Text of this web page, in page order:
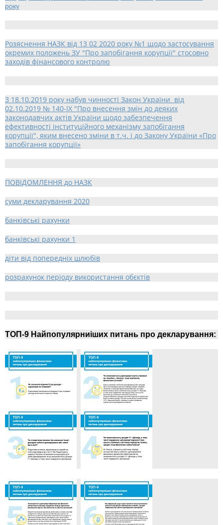
року
Розяснення НАЗК від 13 02 2020 року №1 щодо застосування
окремих положень ЗУ "Про запобігання корупції" стосовно
заходів фінансового контролю
З 18.10.2019 року набув чинності Закон України від
02.10.2019 № 140-IX "Про внесення змін до деяких
законодавчих актів України щодо забезпечення
ефективності інституційного механізму запобігання
корупції", яким внесено зміни в т.ч. і до Закону України «Про
запобігання корупції»
ПОВІДОМЛЕННЯ до НАЗК
суми декларування 2020
банківські рахунки
банківські рахунки 1
діти від попередніх шлюбів
розрахунок періоду використання обєктів
ТОП-9 Найпопулярниіших питань про декларування: